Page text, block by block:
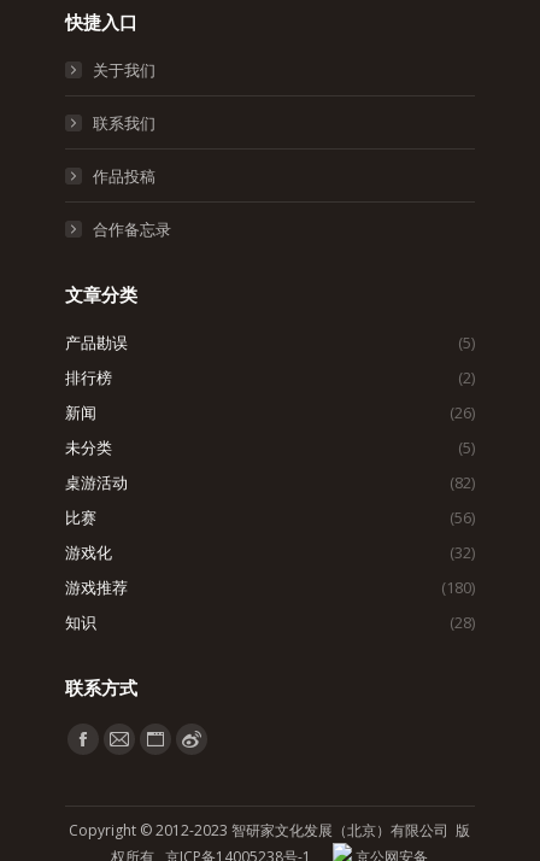
快捷入口
关于我们
联系我们
作品投稿
合作备忘录
文章分类
产品勘误
(5)
排行榜
(2)
新闻
(26)
未分类
(5)
桌游活动
(82)
比赛
(56)
游戏化
(32)
游戏推荐
(180)
知识
(28)
联系方式
找到我们：
Facebook
in
Mail
in
WebsiteWeibo
in
Copyright © 2012-2023 智研家文化发展（北京）有限公司 版
权所有京ICP备14005238号-1 京公网安备